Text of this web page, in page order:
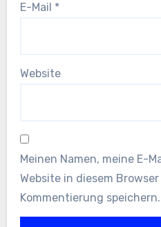
E-Mail *
Website
Meinen Namen, meine E-
Website in diesem
Kommentierung speichern.